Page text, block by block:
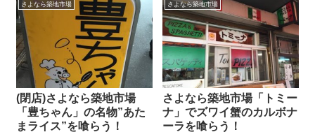
さよなら築地市場
(閉店)さよなら築地市場
「豊ちゃん」の名物”あた
まライス”を喰らう！
さよなら築地市場
さよなら築地市場「トミー
ナ」でズワイ蟹のカルボナ
ーラを喰らう！